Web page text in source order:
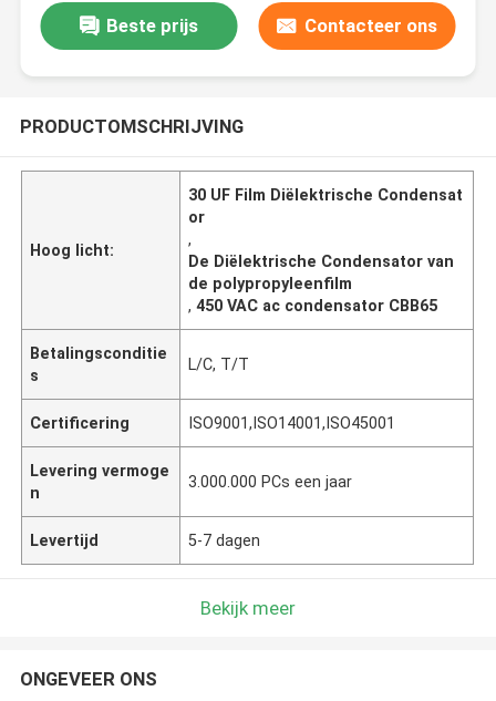
Beste prijs Contacteer ons
PRODUCTOMSCHRIJVING
Hoog licht:
30 UF Film Diëlektrische Condensat
or
,
De Diëlektrische Condensator van
de polypropyleenfilm
,450 VAC ac condensator CBB65
Betalingsconditie
s
L/C, T/T
Certificering ISO9001,ISO14001,ISO45001
Levering vermoge
n
3.000.000 PCs een jaar
Levertijd 5-7 dagen
Bekijk meer
ONGEVEER ONS